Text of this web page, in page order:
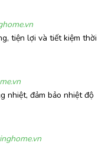
tiện lợi và tiết kiệm thời
nhiệt, đảm bảo nhiệt độ